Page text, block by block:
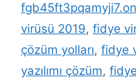
virüsü 2019, fidye
çözüm yolları, fidye
yazılımı çözüm,